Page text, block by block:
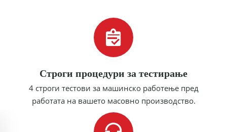
Строги процедури за тестирање
4 строги тестови за машинско работење пред
работата на вашето масовно производство.